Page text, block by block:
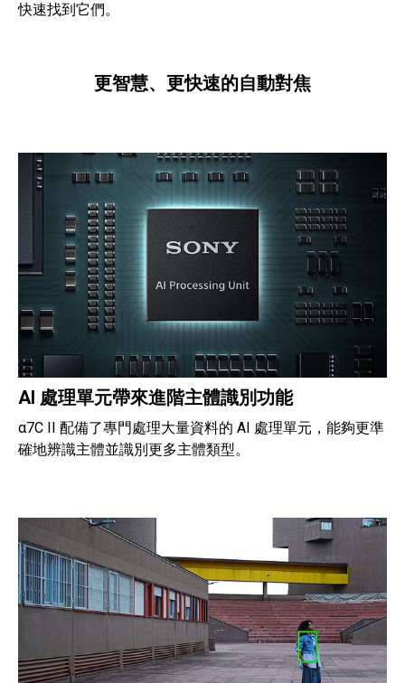
快速找到它們。
更智慧、更快速的自動對焦
AI 處理單元帶來進階主體識別功能
α7C II 配備了專門處理大量資料的 AI 處理單元，能夠更準
確地辨識主體並識別更多主體類型。